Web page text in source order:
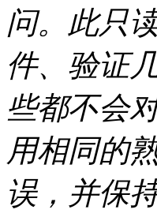
问。此只
件、验证
些都不会
用相同的
误，并保